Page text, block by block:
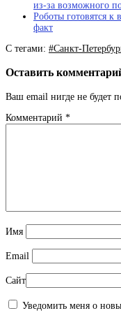
из-за возможного
Роботы готовятся к
факт
С тегами: #Санкт-
Оставить
Ваш email нигде не будет
Комментарий *
Имя
Email
Сайт
Уведомить меня о